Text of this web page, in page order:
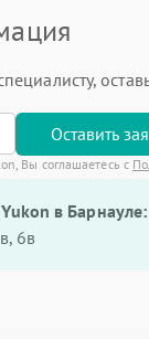
Оставить
Вы соглашаетесь с
в Барнауле:
6в